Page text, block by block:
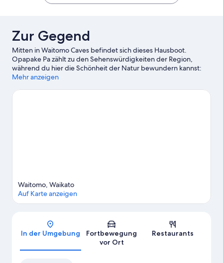
Zur Gegend
Mitten in Waitomo Caves befindet sich dieses Hausboot.
Opapake Pa zählt zu den Sehenswürdigkeiten der Region,
während du hier die Schönheit der Natur bewundern kannst:
Waitomo Glowworm Caves und Huipūtea Reserve.
Mehr anzeigen
Karte
Waitomo, Waikato
Auf Karte anzeigen
In der Umgebung
Fortbewegung
vor Ort
Restaurants